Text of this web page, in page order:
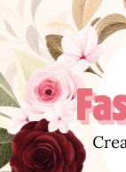
al
contenido